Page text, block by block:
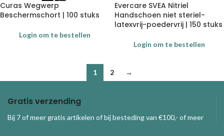
Curas Wegwerp
Beschermschort | 100 stuks
Login om te bestellen
Evercare SVEA Nitriel
Handschoen niet steriel-
latexvrij-poedervrij | 150 stuks
Login om te bestellen
1 2 →
Gratis verzending
Bij 7 of meer gratis artikelen of bij besteding van €100,- of meer